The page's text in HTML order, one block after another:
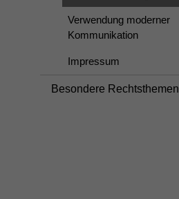
Verwendung moderner
Kommunikation
Impressum
Besondere Rechtsthemen